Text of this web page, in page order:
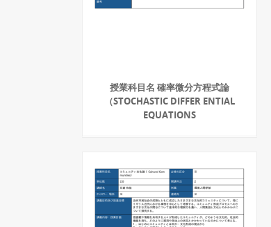
授業科目名 確率微分方程式論
（STOCHASTIC DIFFER ENTIAL
EQUATIONS